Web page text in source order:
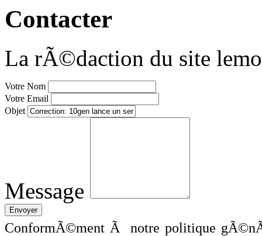
Contacter
La rÃ©daction du site
Votre Nom
Votre Email
Objet
Message
ConformÃ©ment Ã notre politique